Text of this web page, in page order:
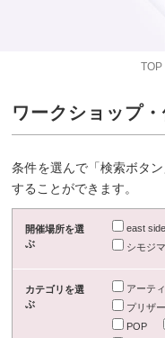
TOP
ワークショップ
条件を選んで「検索ボタ
することができます。
開催場所を選
ぶ
east
シモジ
カテゴリを選
ぶ
アーテ
プリザ
POP